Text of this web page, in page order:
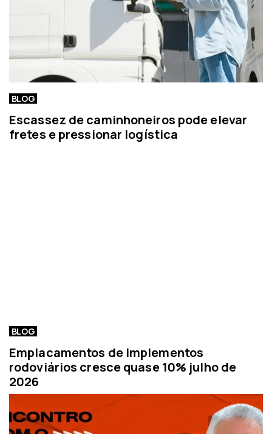
BLOG
Escassez de caminhoneiros pode elevar
fretes e pressionar logística
BLOG
Emplacamentos de implementos
rodoviários cresce quase 10% julho de
2026